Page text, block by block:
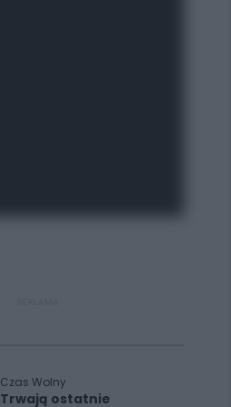
Czas Wolny
Trwają ostatnie